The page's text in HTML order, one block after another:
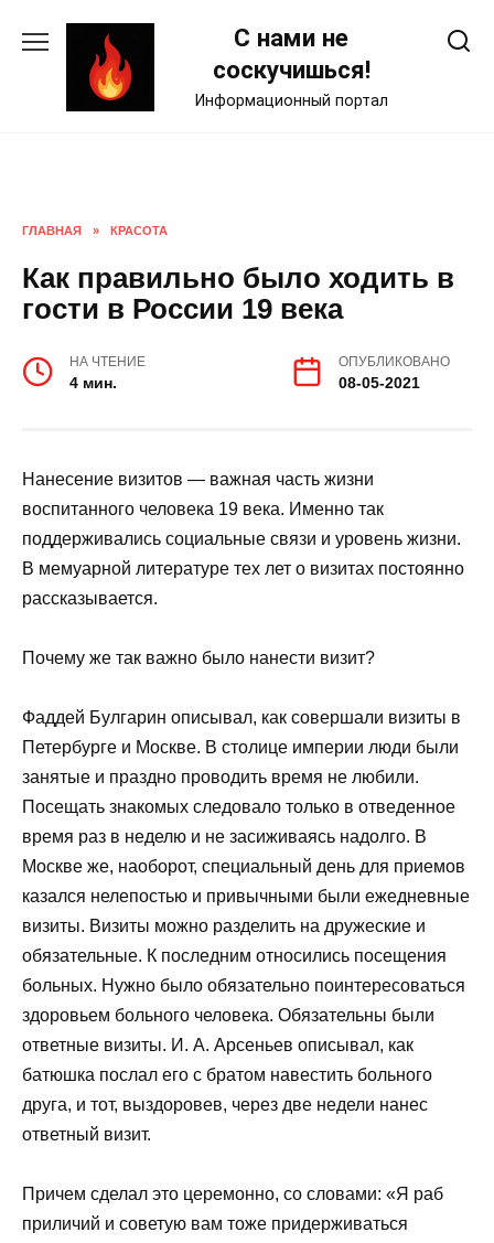
С нами не
соскучишься!
Информационный портал
ГЛАВНАЯ » КРАСОТА
Как правильно было ходить в
гости в России 19 века
НА ЧТЕНИЕ
4 мин.
ОПУБЛИКОВАНО
08-05-2021
Нанесение визитов — важная часть жизни
воспитанного человека 19 века. Именно так
поддерживались социальные связи и уровень жизни.
В мемуарной литературе тех лет о визитах постоянно
рассказывается.
Почему же так важно было нанести визит?
Фаддей Булгарин описывал, как совершали визиты в
Петербурге и Москве. В столице империи люди были
занятые и праздно проводить время не любили.
Посещать знакомых следовало только в отведенное
время раз в неделю и не засиживаясь надолго. В
Москве же, наоборот, специальный день для приемов
казался нелепостью и привычными были ежедневные
визиты. Визиты можно разделить на дружеские и
обязательные. К последним относились посещения
больных. Нужно было обязательно поинтересоваться
здоровьем больного человека. Обязательны были
ответные визиты. И. А. Арсеньев описывал, как
батюшка послал его с братом навестить больного
друга, и тот, выздоровев, через две недели нанес
ответный визит.
Причем сделал это церемонно, со словами: «Я раб
приличий и советую вам тоже придерживаться